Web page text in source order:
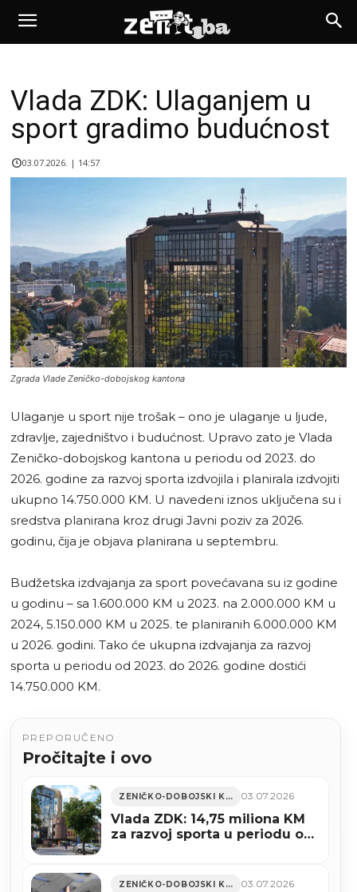
Vlada ZDK: Ulaganjem u
sport gradimo budućnost
03.07.2026. | 14:57
Zgrada Vlade Zeničko-dobojskog kantona
Ulaganje u sport nije trošak – ono je ulaganje u ljude,
zdravlje, zajedništvo i budućnost. Upravo zato je Vlada
Zeničko-dobojskog kantona u periodu od 2023. do
2026. godine za razvoj sporta izdvojila i planirala izdvojiti
ukupno 14.750.000 KM. U navedeni iznos uključena su i
sredstva planirana kroz drugi Javni poziv za 2026.
godinu, čija je objava planirana u septembru.
Budžetska izdvajanja za sport povećavana su iz godine
u godinu – sa 1.600.000 KM u 2023. na 2.000.000 KM u
2024, 5.150.000 KM u 2025. te planiranih 6.000.000 KM
u 2026. godini. Tako će ukupna izdvajanja za razvoj
sporta u periodu od 2023. do 2026. godine dostići
14.750.000 KM.
PREPORUČENO
Pročitajte i ovo
ZENIČKO-DOBOJSKI KANTON 03.07.2026
Vlada ZDK: 14,75 miliona KM
za razvoj sporta u periodu od
ZENIČKO-DOBOJSKI KANTON 03.07.2026